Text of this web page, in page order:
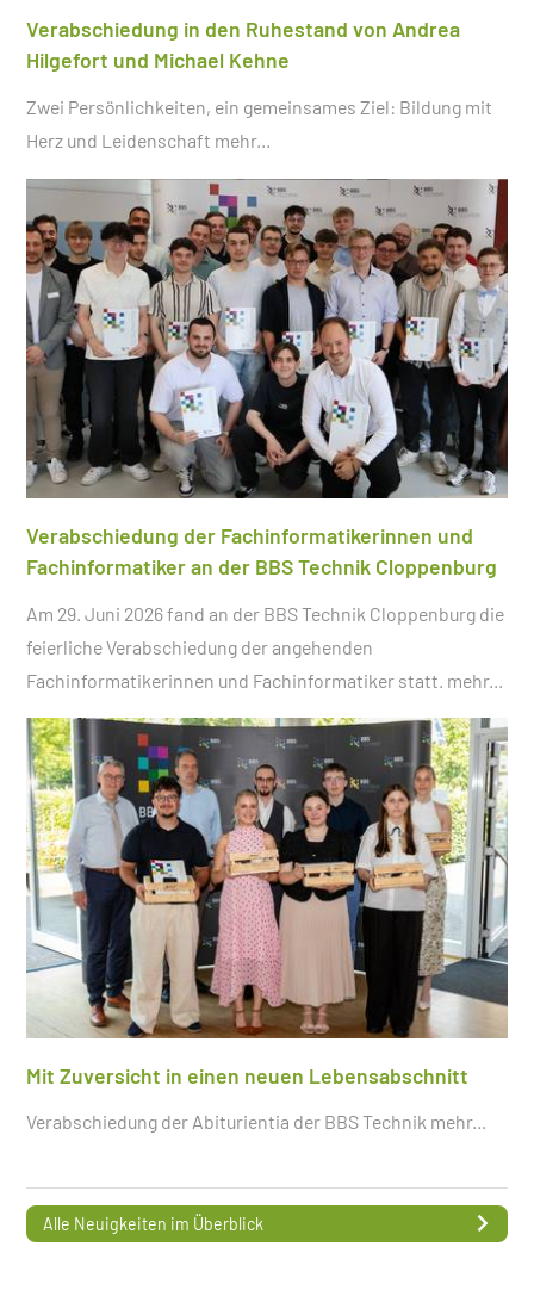
Verabschiedung in den Ruhestand von Andrea
Hilgefort und Michael Kehne
Zwei Persönlichkeiten, ein gemeinsames Ziel: Bildung mit
Herz und Leidenschaft mehr...
Verabschiedung der Fachinformatikerinnen und
Fachinformatiker an der BBS Technik Cloppenburg
Am 29. Juni 2026 fand an der BBS Technik Cloppenburg die
feierliche Verabschiedung der angehenden
Fachinformatikerinnen und Fachinformatiker statt. mehr...
Mit Zuversicht in einen neuen Lebensabschnitt
Verabschiedung der Abiturientia der BBS Technik mehr...
Alle Neuigkeiten im Überblick